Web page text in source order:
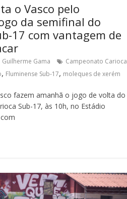
o Vasco pelo
da semifinal do
17 com vantagem de
Guilherme Gama
Campeonato Carioca
, Fluminense Sub-17, moleques de xerém
fazem amanhã o jogo de volta do
Sub-17, às 10h, no Estádio